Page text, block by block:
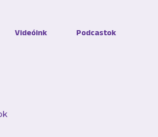
Videóink Podcastok
érkezik